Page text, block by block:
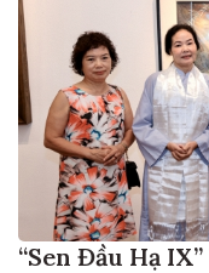
“Sen Đầu Hạ